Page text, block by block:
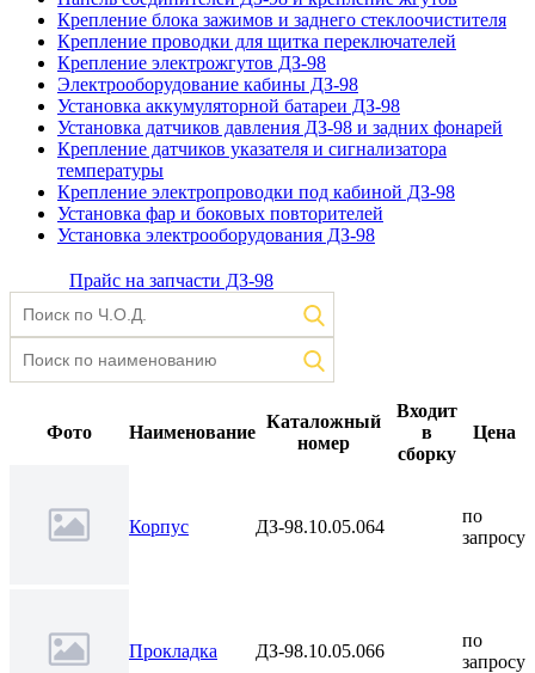
Крепление блока зажимов и заднего стеклоочистителя
Крепление проводки для щитка переключателей
Крепление электрожгутов ДЗ-98
Электрооборудование кабины ДЗ-98
Установка аккумуляторной батареи ДЗ-98
Установка датчиков давления ДЗ-98 и задних фонарей
Крепление датчиков указателя и сигнализатора
температуры
Крепление электропроводки под кабиной ДЗ-98
Установка фар и боковых повторителей
Установка электрооборудования ДЗ-98
Прайс на запчасти ДЗ-98
Фото Наименование
Каталожный
номер
Входит
в
сборку
Цена
Корпус ДЗ-98.10.05.064
по
запросу
Прокладка ДЗ-98.10.05.066
по
запросу